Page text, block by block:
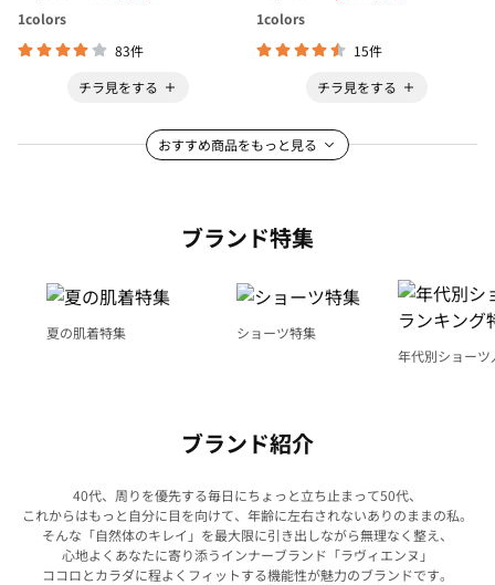
1colors
83件
チラ見をする
1colors
15件
チラ見をする
おすすめ商品をもっと見る
ブランド特集
夏の肌着特集
ショーツ特集
年代別ショー
ブランド紹介
40代、周りを優先する毎日にちょっと立ち止まって50代、
これからはもっと自分に目を向けて、年齢に左右されないありのままの私。
そんな「自然体のキレイ」を最大限に引き出しながら無理なく整え、
心地よくあなたに寄り添うインナーブランド「ラヴィエンヌ」
ココロとカラダに程よくフィットする機能性が魅力のブランドです。